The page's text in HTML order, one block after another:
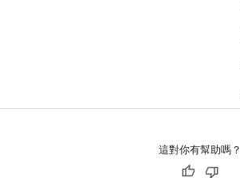
這對你有幫助嗎？